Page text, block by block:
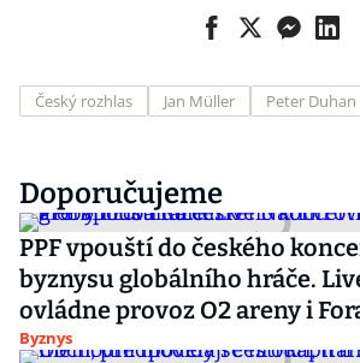
Český rozhlas Jan Müller Peter Duhan
Doporučujeme
PPF vpouští do českého
byznysu globálního hráče.
ovládne provoz O2 areny i
Byznys